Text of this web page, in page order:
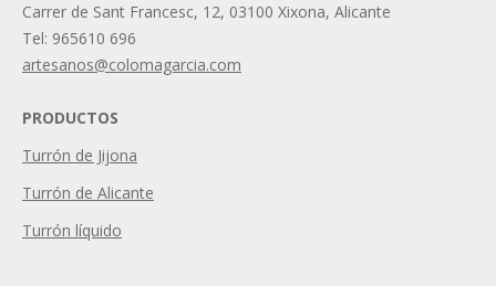
Carrer de Sant Francesc, 12, 03100 Xixona, Alicante
Tel: 965610 696
artesanos@colomagarcia.com
PRODUCTOS
Turrón de Jijona
Turrón de Alicante
Turrón líquido